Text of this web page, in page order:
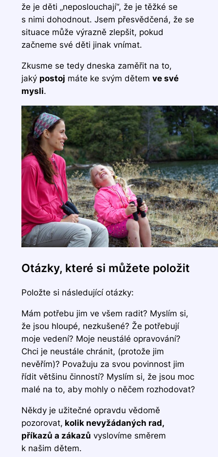
že je děti „neposlouchají“, že je těžké se
s nimi dohodnout. Jsem přesvědčená, že se
situace může výrazně zlepšit, pokud
začneme své děti jinak vnímat.
Zkusme se tedy dneska zaměřit na to,
jaký postoj máte ke svým dětem ve své
mysli.
Otázky, které si můžete položit
Položte si následující otázky:
Mám potřebu jim ve všem radit? Myslím si,
že jsou hloupé, nezkušené? Že potřebují
moje vedení? Moje neustálé opravování?
Chci je neustále chránit, (protože jim
nevěřím)? Považuju za svou povinnost jim
řídit většinu činností? Myslím si, že jsou moc
malé na to, aby mohly o něčem rozhodovat?
Někdy je užitečné opravdu vědomě
pozorovat, kolik nevyžádaných rad,
příkazů a zákazů vyslovíme směrem
k našim dětem.